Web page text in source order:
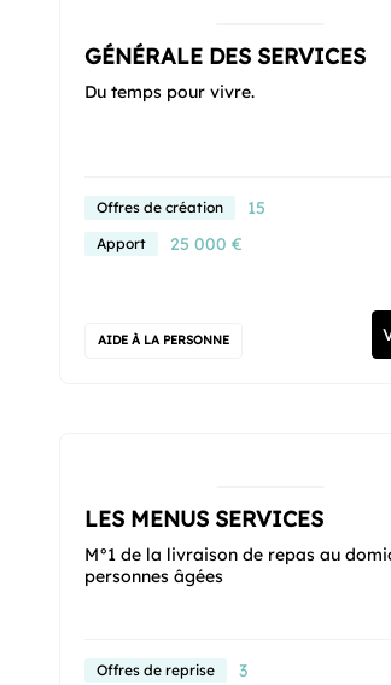
GÉNÉRALE DES SERVICES
Du temps pour vivre.
Offres de création 15
Apport 25 000 €
AIDE À LA PERSONNE
LES MENUS SERVICES
M°1 de la livraison de repas au
personnes âgées
Offres de reprise 3